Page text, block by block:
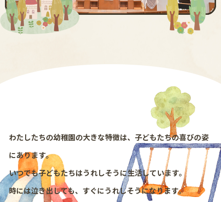
わたしたちの幼稚園の大きな特徴は、子どもたちの喜びの姿
にあります。
いつでも子どもたちはうれしそうに生活しています。
時には泣き出しても、すぐにうれしそうになります。